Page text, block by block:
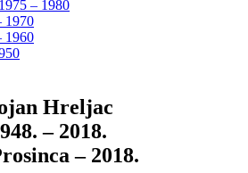
1975 – 1980
1970
1960
Hreljac
– 2018.
– 2018.